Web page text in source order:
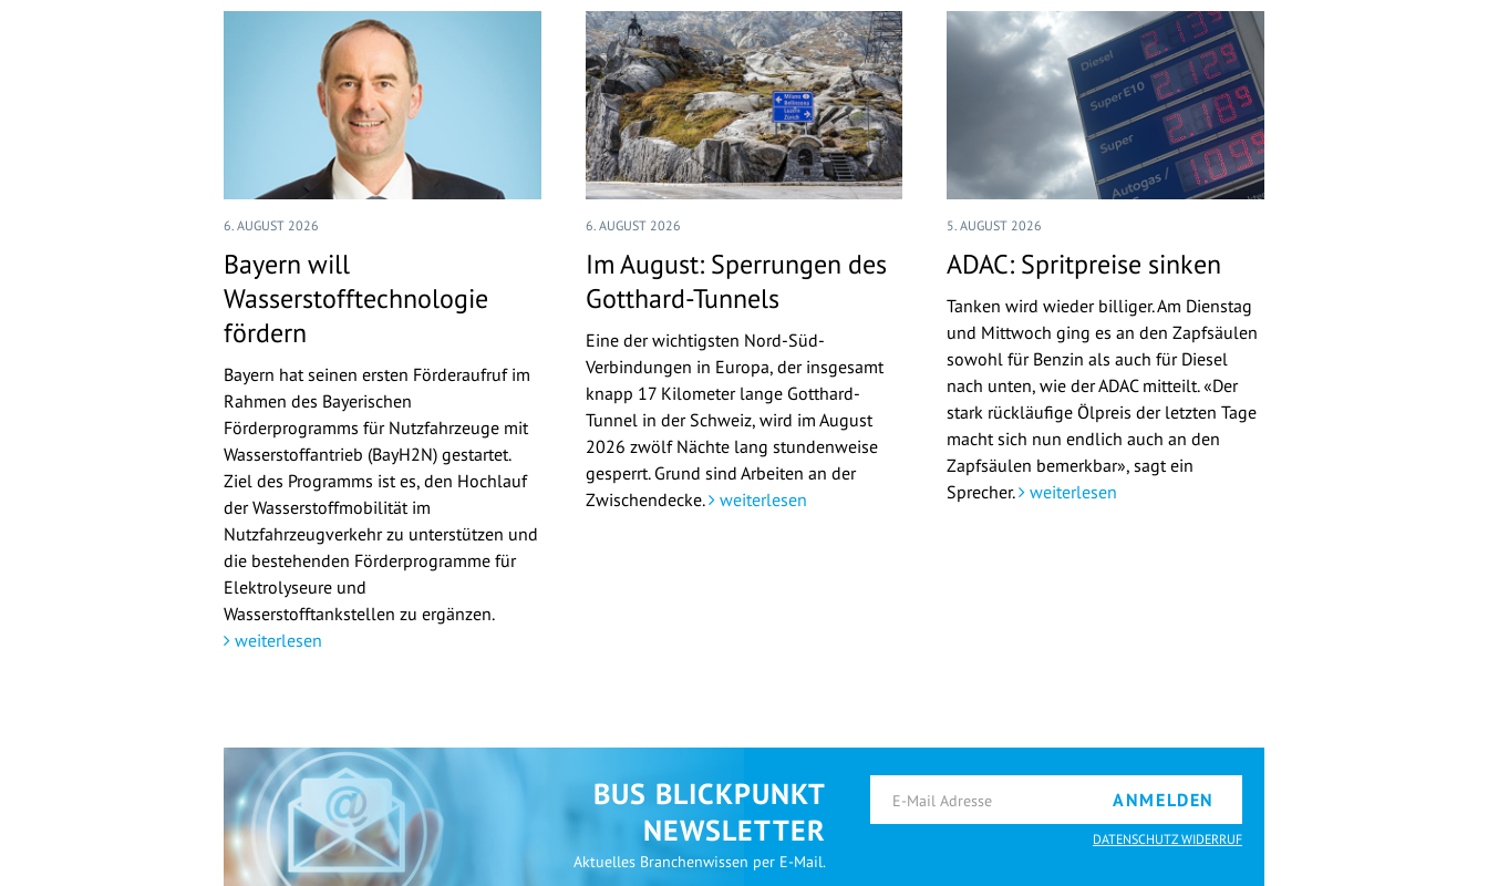
6. AUGUST 2026
Bayern will
Wasserstofftechnologie
fördern
Bayern hat seinen ersten Förderaufruf im
Rahmen des Bayerischen
Förderprogramms für Nutzfahrzeuge mit
Wasserstoffantrieb (BayH2N) gestartet.
Ziel des Programms ist es, den Hochlauf
der Wasserstoffmobilität im
Nutzfahrzeugverkehr zu unterstützen und
die bestehenden Förderprogramme für
Elektrolyseure und
Wasserstofftankstellen zu ergänzen.
weiterlesen
6. AUGUST 2026
Im August: Sperrungen des
Gotthard-Tunnels
Eine der wichtigsten Nord-Süd-
Verbindungen in Europa, der insgesamt
knapp 17 Kilometer lange Gotthard-
Tunnel in der Schweiz, wird im August
2026 zwölf Nächte lang stundenweise
gesperrt. Grund sind Arbeiten an der
Zwischendecke. weiterlesen
5. AUGUST 2026
ADAC: Spritpreise sinken
Tanken wird wieder billiger. Am Dienstag
und Mittwoch ging es an den Zapfsäulen
sowohl für Benzin als auch für Diesel
nach unten, wie der ADAC mitteilt. «Der
stark rückläufige Ölpreis der letzten Tage
macht sich nun endlich auch an den
Zapfsäulen bemerkbar», sagt ein
Sprecher. weiterlesen
BUS BLICKPUNKT
NEWSLETTER
Aktuelles Branchenwissen per E-Mail.
ANMELDEN
DATENSCHUTZ WIDERRUF